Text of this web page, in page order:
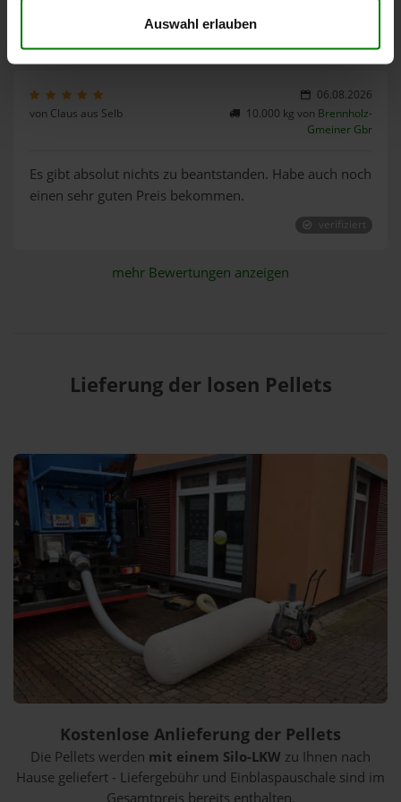
Auswahl erlauben
Freundlicher Fahrer, ruhig und ohne Hektik 👍
06.08.2026
von Claus aus Selb
10.000 kg von Brennholz-
Gmeiner Gbr
Es gibt absolut nichts zu beantstanden. Habe auch noch
einen sehr guten Preis bekommen.
verifiziert
mehr Bewertungen anzeigen
Lieferung der losen Pellets
Kostenlose Anlieferung der Pellets
Die Pellets werden mit einem Silo-LKW zu Ihnen nach
Hause geliefert - Liefergebühr und Einblaspauschale sind im
Gesamtpreis bereits enthalten.